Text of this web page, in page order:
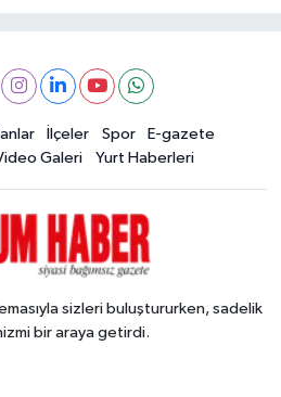
İlçeler Spor
E-gazete
Galeri Yurt Haberleri
sizleri buluştururken, sadelik
bir araya getirdi.